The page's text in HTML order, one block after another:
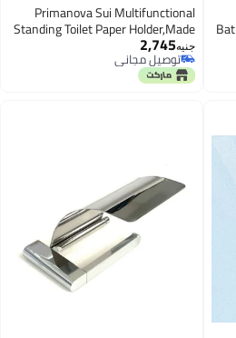
Primanova Sui Multifunctional
Standing Toilet Paper Holder,Made
of High PP Plastic,Consist of Toilet
Brush and Its Holder,Roll Holder
and Top Storage Shelf To Put Your
2,745
توصيل مجاني
توصيل مجاني